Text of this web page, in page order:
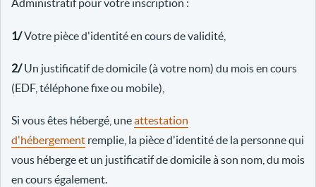
Administratif pour votre inscription :
1/Votre pièce d'identité en cours de validité,
2/Un justificatif de domicile (à votre nom) du mois en cours
(EDF, téléphone fixe ou mobile),
Si vous êtes hébergé, uneattestation
d'hébergement remplie, la pièce d'identité de la personne qui
vous héberge et un justificatif de domicile à son nom, du mois
en cours également.